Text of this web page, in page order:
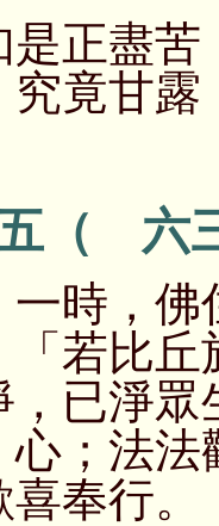
盡苦
竟甘
（ 六
，佛
若比
已淨
；法
奉行。